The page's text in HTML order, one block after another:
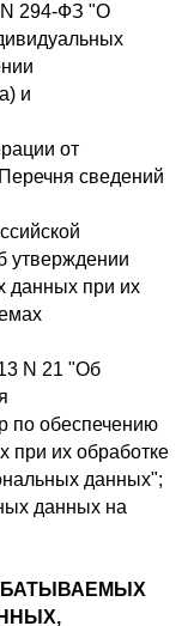
N 294-ФЗ "О
и
от
сведений
утверждении
данных при их
N 21 "Об
по обеспечению
при их обработке
данных";
данных на